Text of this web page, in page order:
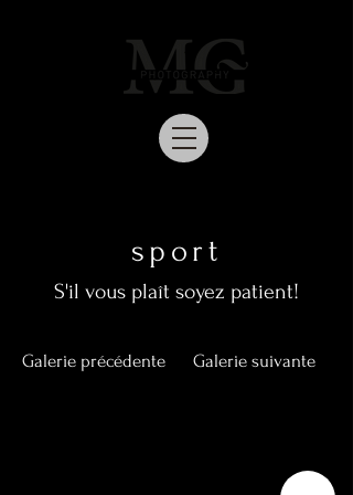
sport
S'il vous plaît soyez patient!
Galerie précédente Galerie suivante